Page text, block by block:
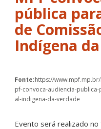
pública
de
Indígena
Fonte:https://
pf-convoca-audiencia-
al-indigena-da-verdade
Evento será realizado